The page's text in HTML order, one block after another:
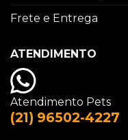
Frete e Entrega
ATENDIMENTO
Atendimento Pets
(21) 96502-4227